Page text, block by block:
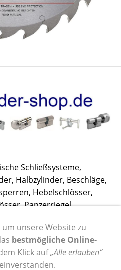
Schließsysteme,
Halbzylinder, Beschläge,
Hebelschlösser,
Panzerriegel,
und vieles
unsere Website zu
bestmögliche Online-
Klick auf„Alle erlauben“